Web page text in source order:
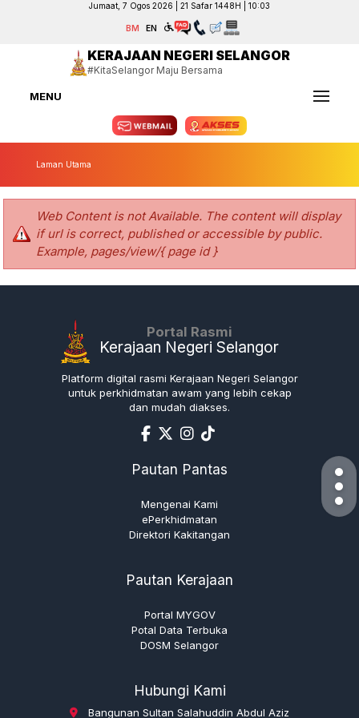
Jumaat, 7 Ogos 2026 | 21 Safar 1448H | 10:03
BM EN
KERAJAAN NEGERI SELANGOR
#KitaSelangor Maju Bersama
MENU
Laman Utama
Web Content is not Available. The content will display
if url is correct, published or accessible by public.
Example, pages/view/{ page id }
Portal Rasmi
Kerajaan Negeri Selangor
Platform digital rasmi Kerajaan Negeri Selangor
untuk perkhidmatan awam yang lebih cekap
dan mudah diakses.
Pautan Pantas
Mengenai Kami
ePerkhidmatan
Direktori Kakitangan
Pautan Kerajaan
Portal MYGOV
Potal Data Terbuka
DOSM Selangor
Hubungi Kami
Bangunan Sultan Salahuddin Abdul Aziz